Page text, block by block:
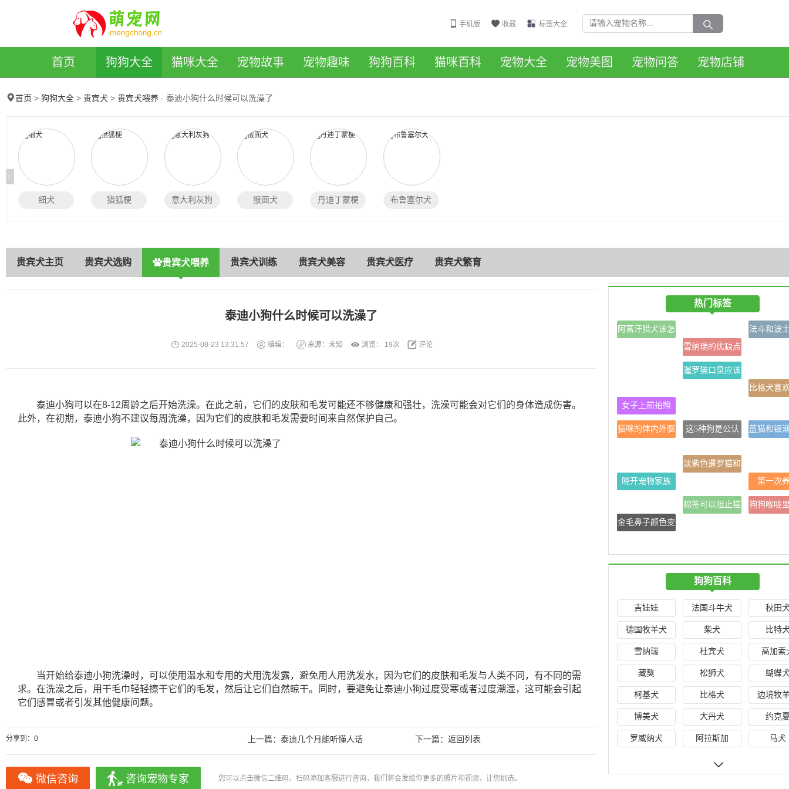
手机版 收藏 标签大全
首页 狗狗大全 猫咪大全 宠物故事 宠物趣味 狗狗百科 猫咪百科 宠物大全 宠物美图 宠物问答 宠物店铺
首页 > 狗狗大全 > 贵宾犬 > 贵宾犬喂养 - 泰迪小狗什么时候可以洗澡了
细犬 猎狐梗 意大利灰狗 猴面犬 丹迪丁蒙梗 布鲁塞尔犬
贵宾犬主页 贵宾犬选购 贵宾犬喂养 贵宾犬训练 贵宾犬美容 贵宾犬医疗 贵宾犬繁育
泰迪小狗什么时候可以洗澡了
2025-08-23 13:31:57 编辑： 来源：未知 浏览： 19次 评论
泰迪小狗可以在8-12周龄之后开始洗澡。在此之前，它们的皮肤和毛发可能还不够健康和强壮，洗澡可能会对它们的身体造成伤害。
此外，在初期，泰迪小狗不建议每周洗澡，因为它们的皮肤和毛发需要时间来自然保护自己。
当开始给泰迪小狗洗澡时，可以使用温水和专用的犬用洗发露，避免用人用洗发水，因为它们的皮肤和毛发与人类不同，有不同的需
求。在洗澡之后，用干毛巾轻轻擦干它们的毛发，然后让它们自然晾干。同时，要避免让泰迪小狗过度受寒或者过度潮湿，这可能会引起
它们感冒或者引发其他健康问题。
分享到： 0 上一篇：泰迪几个月能听懂人话 下一篇：返回列表
微信咨询 咨询宠物专家 您可以点击微信二维码，扫码添加客服进行咨询，我们将会发给你更多的照片和视频，让您挑选。
热门标签
阿富汗猎犬该怎
雪纳瑞的优缺点
法斗和波
女子上前拍照
暹罗猫口臭应该
比格犬喜
猫咪的体内外驱
这5种狗是公认
蓝猫和银
晓开宠物家族
淡紫色暹罗猫和
第一次
金毛鼻子颜色变
棉签可以阻止猫
狗狗喉咙
狗狗百科
吉娃娃 法国斗牛犬 秋田
德国牧羊犬 柴犬 比特
雪纳瑞 杜宾犬 高加索
藏獒 松狮犬 蝴蝶
柯基犬 比格犬 边境牧
博美犬 大丹犬 约克
罗威纳犬 阿拉斯加 马犬